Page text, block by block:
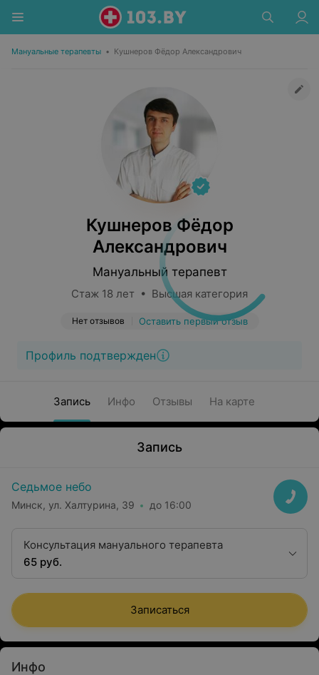
Мануальные терапевты • Кушнеров Фёдор Александрович
Кушнеров Фёдор
Александрович
Мануальный терапевт
Стаж 18 лет • Высшая категория
Нет отзывов Оставить первый отзыв
Профиль подтвержден
Запись Инфо Отзывы На карте
Запись
Седьмое небо
Минск, ул. Халтурина, 39 до 16:00
Консультация мануального терапевта
65 руб.
Записаться
Инфо